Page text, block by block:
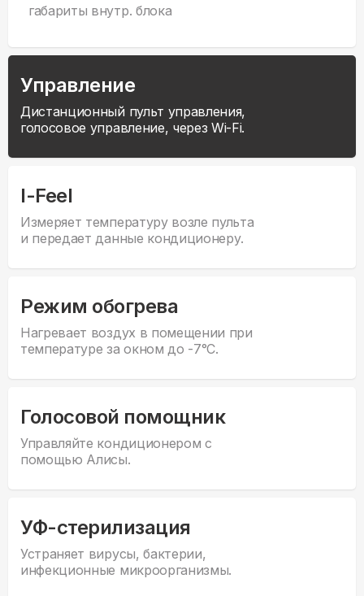
габариты внутр. блока
Управление
Дистанционный пульт управления,
голосовое управление, через Wi-Fi.
I-Feel
Измеряет температуру возле пульта
и передает данные кондиционеру.
Режим обогрева
Нагревает воздух в помещении при
температуре за окном до -7°С.
Голосовой помощник
Управляйте кондиционером с
помощью Алисы.
УФ-стерилизация
Устраняет вирусы, бактерии,
инфекционные микроорганизмы.